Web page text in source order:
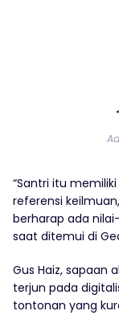
“Santri itu memiliki
referensi
berharap ada
saat ditemui di
Gus Haiz, sapaan
terjun pada
tontonan yang